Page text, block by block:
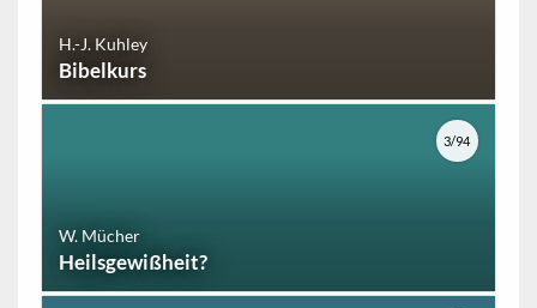
H.-J. Kuhley
Bibelkurs
W. Mücher
Heilsgewißheit?
3/94